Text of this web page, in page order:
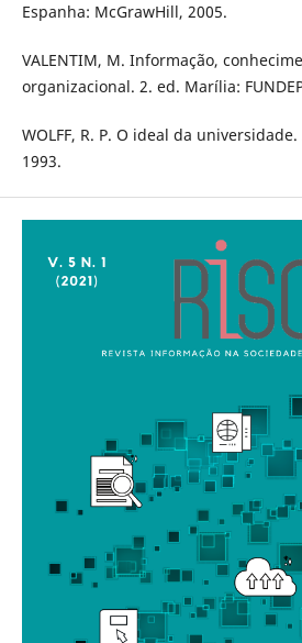
Espanha: McGrawHill, 2005.
VALENTIM, M. Informação,
organizacional. 2. ed. Marília:
WOLFF, R. P. O ideal da
1993.